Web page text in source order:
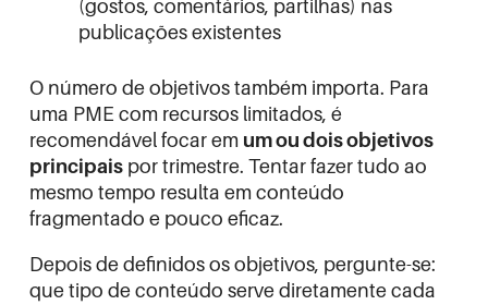
(gostos, comentários, partilhas) nas
publicações existentes
O número de objetivos também importa. Para
uma PME com recursos limitados, é
recomendável focar em um ou dois objetivos
principais por trimestre. Tentar fazer tudo ao
mesmo tempo resulta em conteúdo
fragmentado e pouco eficaz.
Depois de definidos os objetivos, pergunte-se:
que tipo de conteúdo serve diretamente cada